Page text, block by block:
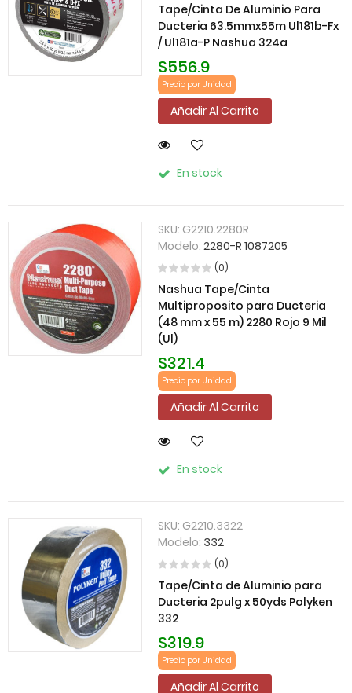
Tape/Cinta De Aluminio Para
Ducteria 63.5mmx55m Ul181b-Fx
/ Ul181a-P Nashua 324a
$556.9
Precio por Unidad
Añadir Al Carrito
En stock
SKU: G2210.2280R
Modelo:2280-R 1087205
(0)
Nashua Tape/Cinta
Multiproposito para Ducteria
(48 mm x 55 m) 2280 Rojo 9 Mil
(Ul)
$321.4
Precio por Unidad
Añadir Al Carrito
En stock
SKU: G2210.3322
Modelo: 332
(0)
Tape/Cinta de Aluminio para
Ducteria 2pulg x 50yds Polyken
332
$319.9
Precio por Unidad
Añadir Al Carrito